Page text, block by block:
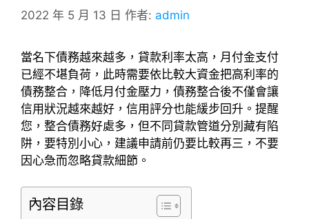
2022 年 5 月 13 日 作者: admin
當名下債務越來越多，貸款利率太高，月付金支付
已經不堪負荷，此時需要依比較大資金把高利率的
債務整合，降低月付金壓力，債務整合後不僅會讓
信用狀況越來越好，信用評分也能緩步回升。提醒
您，整合債務好處多，但不同貸款管道分別藏有陷
阱，要特別小心，建議申請前仍要比較再三，不要
因心急而忽略貸款細節。
內容目錄